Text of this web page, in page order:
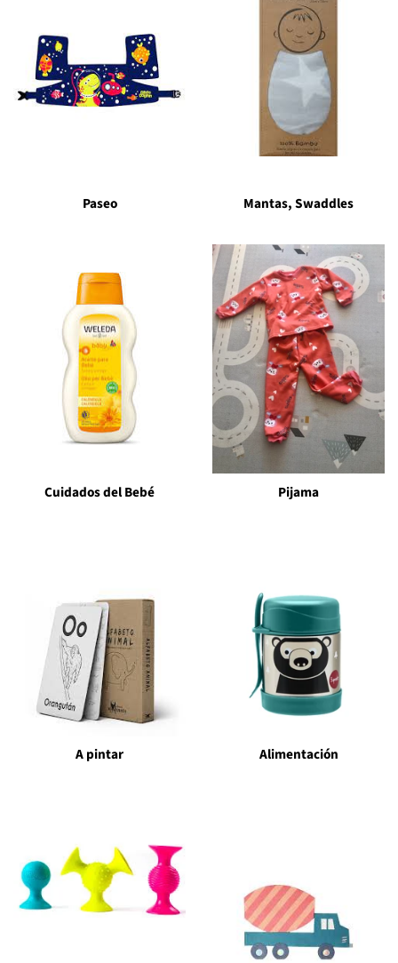
Paseo Mantas, Swaddles
Cuidados del Bebé Pijama
A pintar Alimentación